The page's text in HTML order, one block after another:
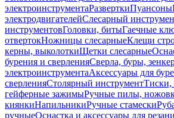
электроинструментаРазверткиПуансоны
электродвигателейСлесарный
инструментовГоловки, битыГаечные
отвертокНожницы слесарныеКлещи
керны, выколоткиЩетки слесарные
бурения и сверленияСверла, буры,
электроинструментаАксессуары для
сверленияСтолярный инструментТиски,
гейферные зажимыРучные пилы,
киянкиНапильникиРучные стамески
ручныеОснастка и аксессуары для